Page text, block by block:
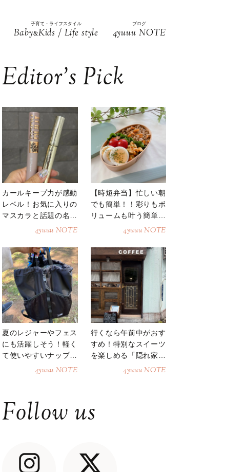
子育て・ライフスタイル
Baby&Kids / Life style
ブログ
4yuuu NOTE
Editor’s Pick
カールキープ力が感動
レベル！お気に入りの
マスカラと話題の名品
4yuuu NOTE
【時短弁当】忙しい朝
でも簡単！！彩りもボ
リュームも叶う簡単そ
4yuuu NOTE
夏のレジャーやフェス
にも活躍しそう！軽く
て使いやすいナップサ
4yuuu NOTE
行くなら午前中がおす
すめ！特別なスイーツ
を楽しめる「隠れ家カ
4yuuu NOTE
Follow us